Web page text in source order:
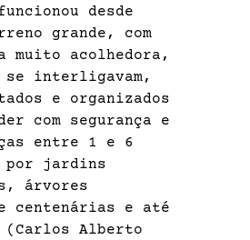
desde
grande, com
muito acolhedora,
se interligavam,
e organizados
com segurança e
entre 1 e 6
por jardins
árvores
centenárias e até
Alberto